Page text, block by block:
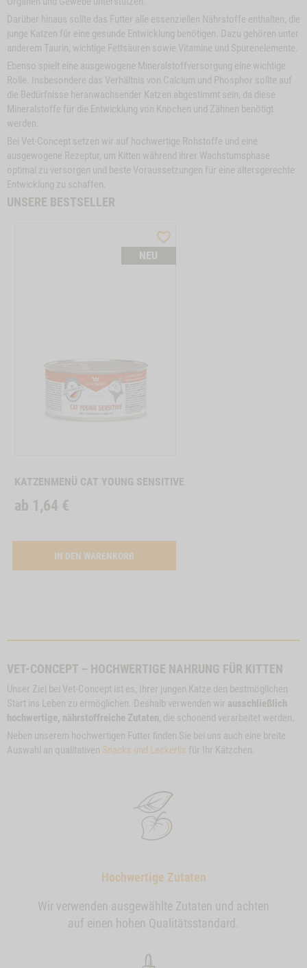
Darüber hinaus sollte das Futter alle essenziellen Nährstoffe enthalten, die
junge Katzen für eine gesunde Entwicklung benötigen. Dazu gehören unter
anderem Taurin, wichtige Fettsäuren sowie Vitamine und Spurenelemente.
Ebenso spielt eine ausgewogene Mineralstoffversorgung eine wichtige
Rolle. Insbesondere das Verhältnis von Calcium und Phosphor sollte auf
die Bedürfnisse heranwachsender Katzen abgestimmt sein, da diese
Mineralstoffe für die Entwicklung von Knochen und Zähnen benötigt
werden.
Bei Vet-Concept setzen wir auf hochwertige Rohstoffe und eine
ausgewogene Rezeptur, um Kitten während ihrer Wachstumsphase
optimal zu versorgen und beste Voraussetzungen für eine altersgerechte
Entwicklung zu schaffen.
UNSERE BESTSELLER
Sensitive
Cat
Young
Sensitive
NEU
WISHLIST
PRODUCTSLIDER
BESTSELLER
KATZENMENÜ CAT YOUNG SENSITIVE
ab 1,64 €
IN DEN WARENKORB
VET-CONCEPT – HOCHWERTIGE NAHRUNG FÜR KITTEN
Unser Ziel bei Vet-Concept ist es, Ihrer jungen Katze den bestmöglichen
Start ins Leben zu ermöglichen. Deshalb verwenden wir ausschließlich
hochwertige, nährstoffreiche Zutaten , die schonend verarbeitet werden.
Neben unserem hochwertigen Futter finden Sie bei uns auch eine breite
Auswahl an qualitativen Snacks und Leckerlis für Ihr Kätzchen.
Hochwertige Zutaten
Wir verwenden ausgewählte Zutaten und achten
auf einen hohen Qualitätsstandard.